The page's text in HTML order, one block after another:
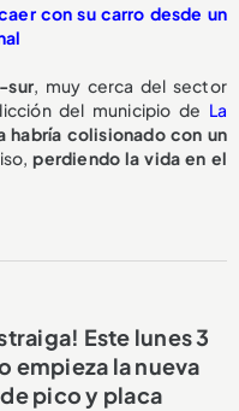
con su carro desde un
sur , muy cerca del sector
del municipio de La
colisionado con un
perdiendo la vida en el
Este lunes 3
empieza la nueva
pico y placa